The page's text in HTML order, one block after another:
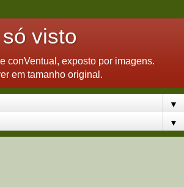
visto
conVentual, exposto por imagens.
em tamanho original.
▼
▼